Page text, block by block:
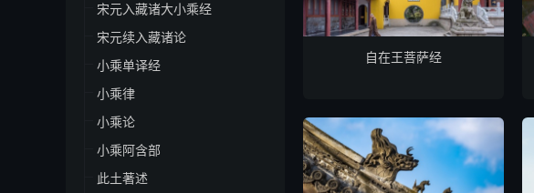
宋元入藏诸大小乘经
宋元续入藏诸论
小乘单译经
小乘律
小乘论
小乘阿含部
此土著述
自在王菩萨经